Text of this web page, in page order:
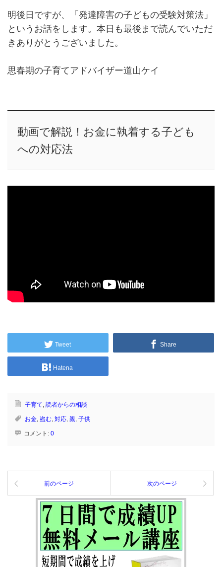
明後日ですが、「発達障害の子どもの受験対策法」
というお話をします。本日も最後まで読んでいただ
きありがとうございました。
思春期の子育てアドバイザー道山ケイ
動画で解説！お金に執着する子ども
への対応法
Tweet Share
Hatena
子育て, 読者からの相談
お金, 盗む, 対応, 親, 子供
コメント: 0
前のページ 次のページ